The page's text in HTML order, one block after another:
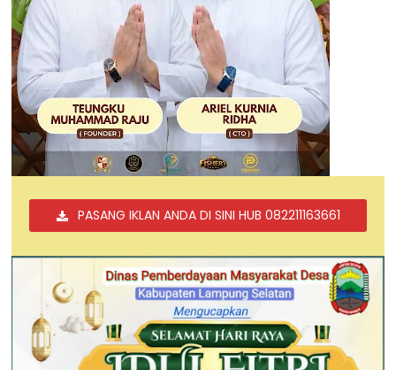
PASANG IKLAN ANDA DI SINI HUB 082211163661